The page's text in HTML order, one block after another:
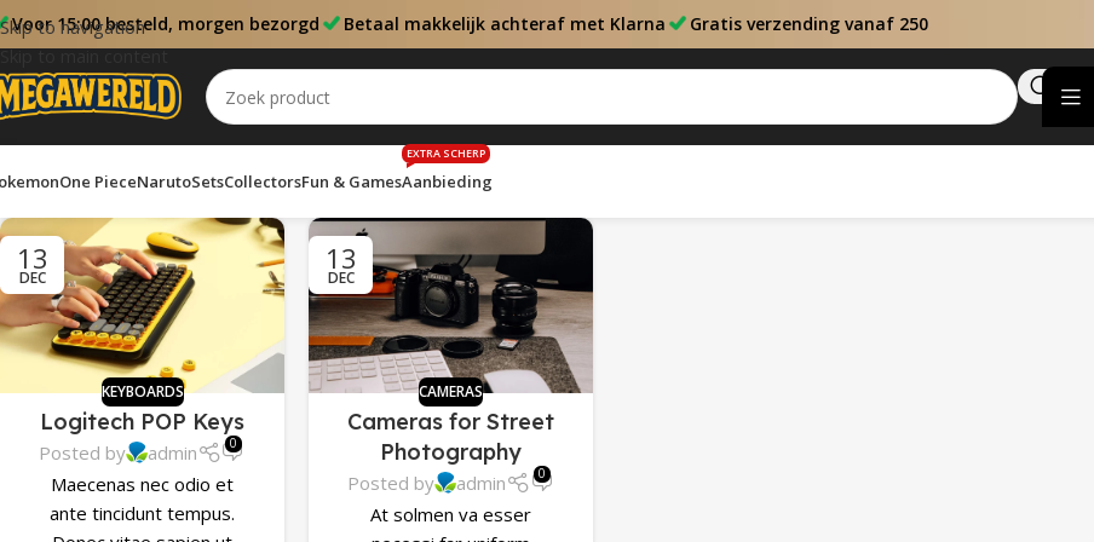
Skip to navigation
Skip to main content
Voor 15:00 besteld, morgen bezorgd Betaal makkelijk achteraf met Klarna Gratis verzending vanaf 250
One PieceNarutoSetsCollectorsFun & GamesAanbieding
EXTRA SCHERP
13
DEC
KEYBOARDS
Logitech POP Keys
Posted by admin 0
Maecenas nec odio et
ante tincidunt tempus.
13
DEC
CAMERAS
Cameras for Street
Photography
Posted by admin 0
At solmen va esser